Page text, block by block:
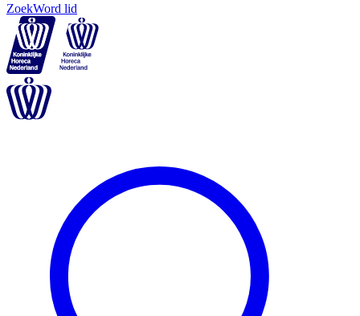
ZoekWord lid